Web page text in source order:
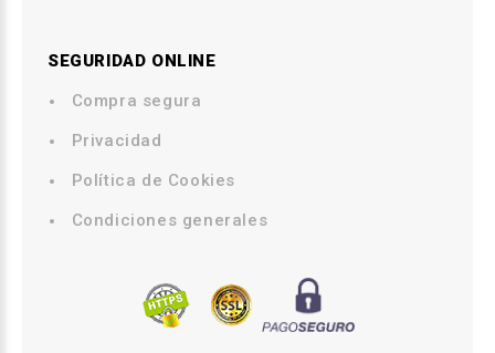
SEGURIDAD ONLINE
Compra segura
Privacidad
Política de Cookies
Condiciones generales